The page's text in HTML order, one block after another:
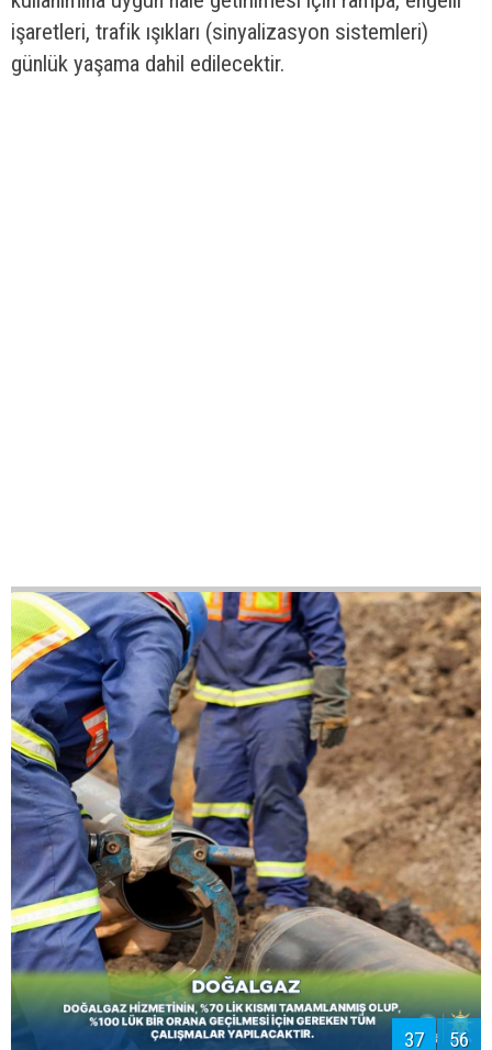
Her yıl ve belli zaman aralıklarında ilçemizin ev
sahipliği yapacağı festivallerin, konserlerin, kitap-
gastronomi fuarlarının, yetişkin ve çocuk tiyatrolarının
düzenlenmesi planlanmıştır.